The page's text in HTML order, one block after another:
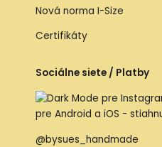
Nová norma I-Size
Certifikáty
Sociálne siete / Platby
@bysues_handmade